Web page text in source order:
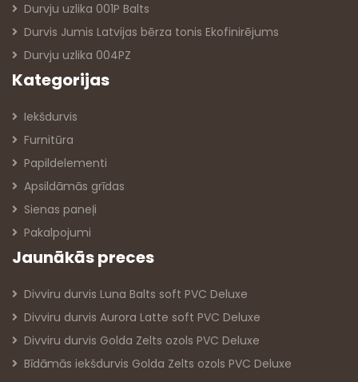
Durvju uzlika 001P Balts
Durvis Jumis Latvijas bērza tonis Ekofinirējums
Durvju uzlika 004PZ
Kategorijas
Iekšdurvis
Furnitūra
Papildelementi
Apsildāmās grīdas
Sienas paneļi
Pakalpojumi
Jaunākās preces
Divviru durvis Luna Balts soft PVC Deluxe
Divviru durvis Aurora Latte soft PVC Deluxe
Divviru durvis Golda Zelts ozols PVC Deluxe
Bīdāmās iekšdurvis Golda Zelts ozols PVC Deluxe